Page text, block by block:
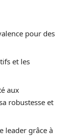
pour des
et les
aux
robustesse et
leader grâce à